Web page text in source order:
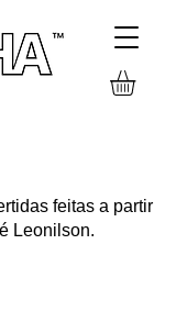
feitas a partir
Leonilson.